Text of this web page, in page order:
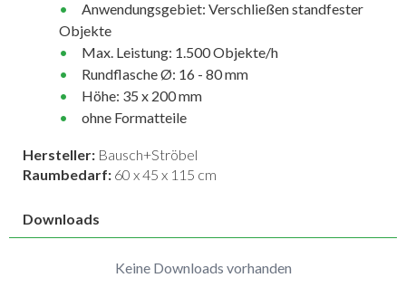
Anwendungsgebiet: Verschließen standfester
Objekte
Max. Leistung: 1.500 Objekte/h
Rundflasche Ø: 16 - 80 mm
Höhe: 35 x 200 mm
ohne Formatteile
Hersteller: Bausch+Ströbel
Raumbedarf: 60 x 45 x 115 cm
Downloads
Keine Downloads vorhanden